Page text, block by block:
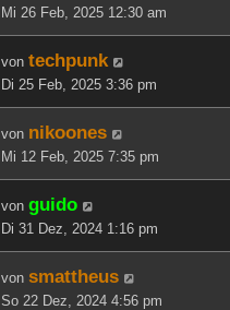
Mi 26 Feb, 2025 12:30 am
von techpunk
Di 25 Feb, 2025 3:36 pm
von nikoones
Mi 12 Feb, 2025 7:35 pm
von guido
Di 31 Dez, 2024 1:16 pm
von smattheus
So 22 Dez, 2024 4:56 pm